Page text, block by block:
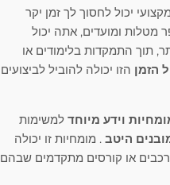
יכול לחסוך לך זמן יקר
ומועדים, אתה יכול
תוך התמקדות בלימודים או
הזמן הזו יכולה להוביל לביצועים
וידע מיוחד למשימות
היטב . מומחיות זו יכולה
או קורסים מתקדמים שבהם